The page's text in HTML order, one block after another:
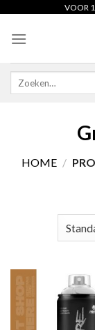
content
VOOR
HOME /